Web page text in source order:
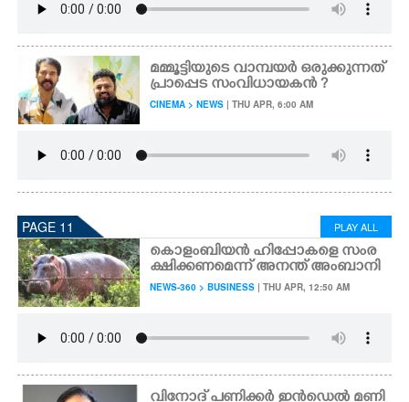
മ​മ്മൂ​ട്ടി​യു​ടെ​ ​വാ​മ്പ​യർ ഒ​രു​ക്കു​ന്ന​ത്
പ്രാപ്പെട സം​വി​ധാ​യ​ക​ൻ ?
CINEMA > NEWS | THU APR, 6:00 AM
PAGE 11 PLAY ALL
കൊളംബിയൻ ഹിപ്പോകളെ സംര
ക്ഷിക്കണമെന്ന് അനന്ത് അംബാനി
NEWS-360 > BUSINESS | THU APR, 12:50 AM
വിനോദ് പണിക്കർ ഇൻഡെൽ മണി